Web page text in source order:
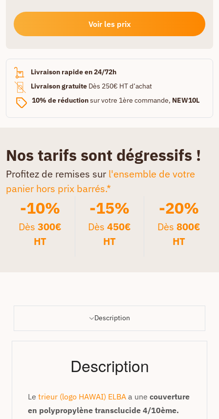
Voir les prix
Livraison rapide en 24/72h
Livraison gratuite Dès 250€ HT d’achat
10% de réductionsur votre 1ère commande, NEW10L
Nos tarifs sont dégressifs !
Profitez de remises sur l'ensemble de votre
panier hors prix barrés.*
-10%
Dès300€
HT
-15%
Dès 450€
HT
-20%
Dès 800€
HT
Description
Description
Le trieur (logo HAWAI) ELBA a une couverture
en polypropylène transclucide 4/10ème.